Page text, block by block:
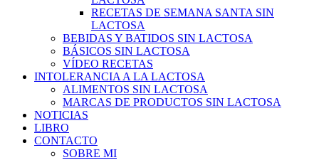
RECETAS DE SEMANA SANTA SIN
LACTOSA
BEBIDAS Y BATIDOS SIN LACTOSA
BÁSICOS SIN LACTOSA
VÍDEO RECETAS
INTOLERANCIA A LA LACTOSA
ALIMENTOS SIN LACTOSA
MARCAS DE PRODUCTOS SIN LACTOSA
NOTICIAS
LIBRO
CONTACTO
SOBRE MI